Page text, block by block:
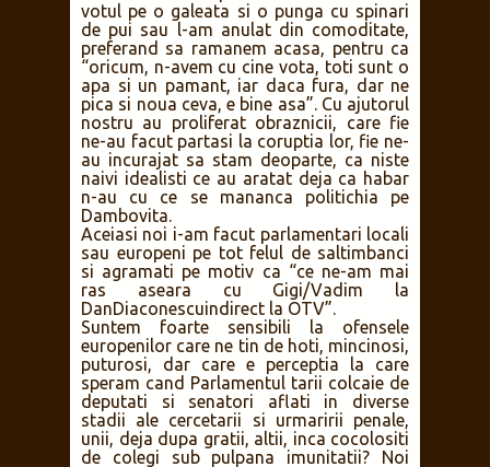
votul pe o galeata si o punga cu spinari
de pui sau l-am anulat din comoditate,
preferand sa ramanem acasa, pentru ca
“oricum, n-avem cu cine vota, toti sunt o
apa si un pamant, iar daca fura, dar ne
pica si noua ceva, e bine asa”. Cu ajutorul
nostru au proliferat obraznicii, care fie
ne-au facut partasi la coruptia lor, fie ne-
au incurajat sa stam deoparte, ca niste
naivi idealisti ce au aratat deja ca habar
n-au cu ce se mananca politichia pe
Dambovita.
Aceiasi noi i-am facut parlamentari locali
sau europeni pe tot felul de saltimbanci
si agramati pe motiv ca “ce ne-am mai
ras aseara cu Gigi/Vadim la
DanDiaconescuindirect la OTV”.
Suntem foarte sensibili la ofensele
europenilor care ne tin de hoti, mincinosi,
puturosi, dar care e perceptia la care
speram cand Parlamentul tarii colcaie de
deputati si senatori aflati in diverse
stadii ale cercetarii si urmaririi penale,
unii, deja dupa gratii, altii, inca cocolositi
de colegi sub pulpana imunitatii? Noi